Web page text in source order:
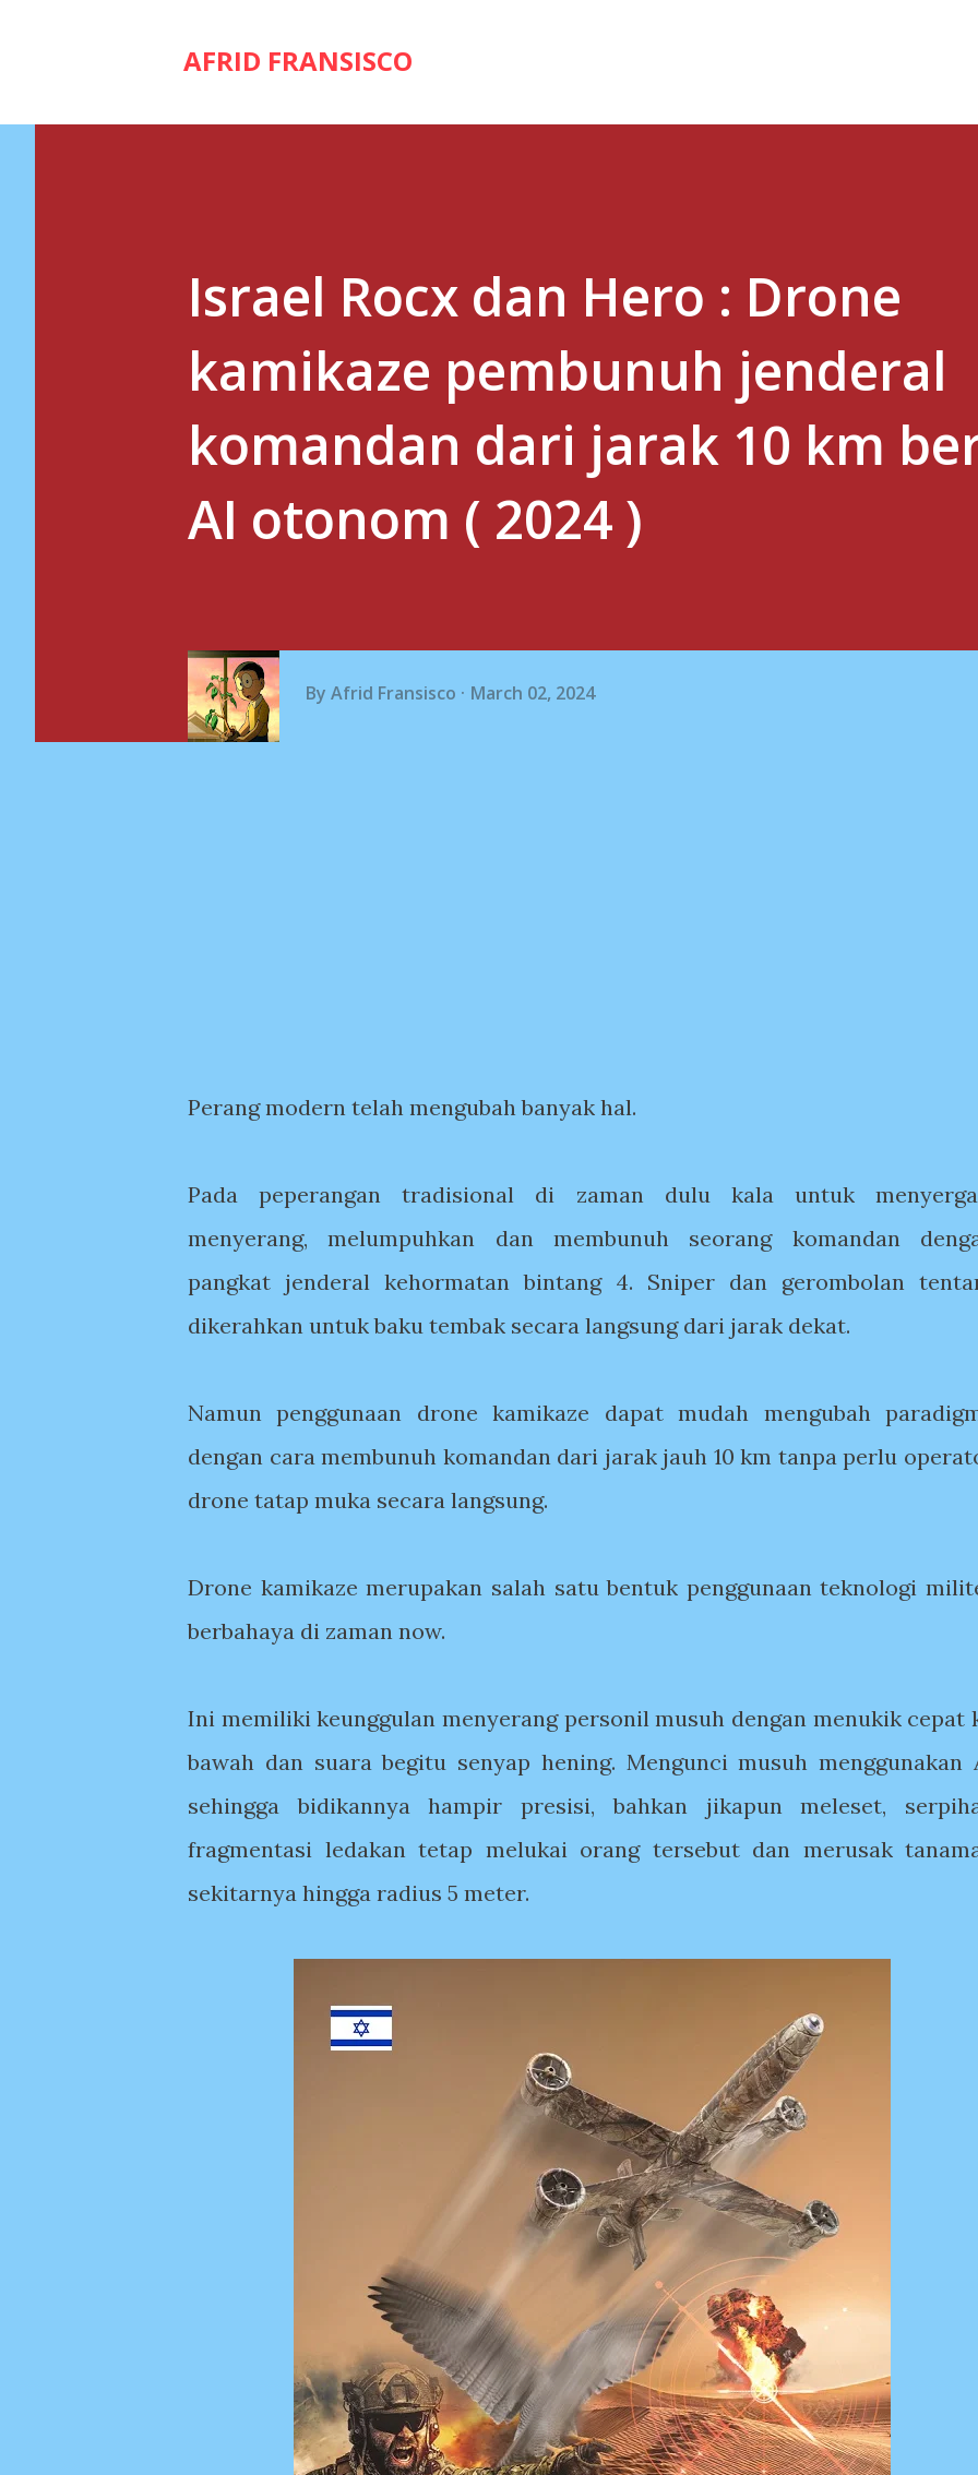
AFRID FRANSISCO
Israel Rocx dan Hero : Drone
kamikaze pembunuh jenderal
komandan dari jarak 10 km
AI otonom ( 2024 )
By Afrid Fransisco March 02, 2024
Perang modern telah mengubah banyak hal.
Pada peperangan tradisional di zaman dulu kala untuk
menyerang, melumpuhkan dan membunuh seorang komandan
pangkat jenderal kehormatan bintang 4. Sniper dan gerombolan
dikerahkan untuk baku tembak secara langsung dari jarak dekat.
Namun penggunaan drone kamikaze dapat mudah mengubah
dengan cara membunuh komandan dari jarak jauh 10 km tanpa perlu
drone tatap muka secara langsung.
Drone kamikaze merupakan salah satu bentuk penggunaan teknologi
berbahaya di zaman now.
Ini memiliki keunggulan menyerang personil musuh dengan menukik cepat
bawah dan suara begitu senyap hening. Mengunci musuh menggunakan
sehingga bidikannya hampir presisi, bahkan jikapun meleset,
fragmentasi ledakan tetap melukai orang tersebut dan merusak
sekitarnya hingga radius 5 meter.